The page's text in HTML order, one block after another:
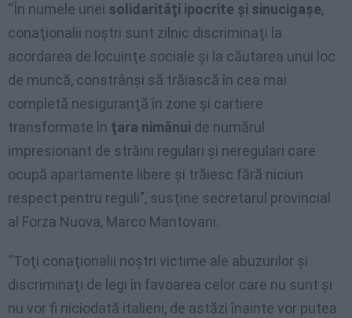
“În numele unei solidarităţi ipocrite şi sinucigaşe,
conaţionalii noştri sunt zilnic discriminaţi la
acordarea de locuinţe sociale şi la căutarea unui loc
de muncă, constrânşi să trăiască în cea mai
completă nesiguranţă în zone şi cartiere
transformate în ţara nimănui de numărul
impresionant de străini regulari şi neregulari care
ocupă apartamente libere şi trăiesc fără niciun
respect pentru reguli”, susţine secretarul provincial
al Forza Nuova, Marco Mantovani.
“Toţi conaţionalii noştri victime ale abuzurilor şi
discriminaţi de legi în favoarea celor care nu sunt şi
nu vor fi niciodată italieni, de astăzi înainte vor putea